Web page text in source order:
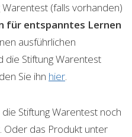
(falls vorhanden)
für entspanntes Lernen
ausführlichen
die Stiftung Warentest
Sie ihn hier.
die Stiftung Warentest noch
Oder das Produkt unter